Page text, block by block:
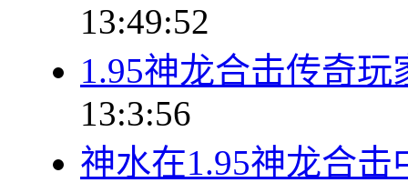
13:49:52
1.95神龙合击传奇
13:3:56
神水在1.95神龙合击